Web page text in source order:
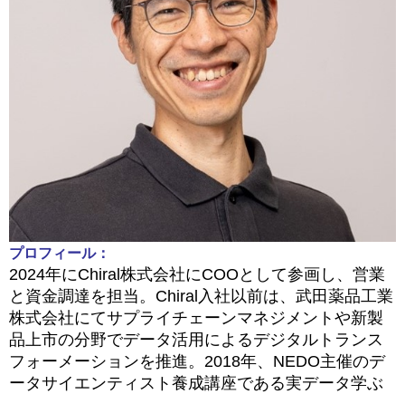
プロフィール：
2024年にChiral 株式会社にCOO として参画し、営業
と資金調達を担当。 Chiral 入社以前は、武田薬品工業
株式会社にてサプライチェーンマネジメントや新製
品上市の分野でデータ活用によるデジタルトランス
フォーメーションを推進。 2018年、 NEDO主催のデ
ータサイエンティスト養成講座である実データ学ぶ